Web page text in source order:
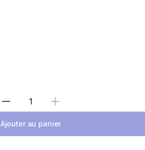
Sélectionnez la quantité
Ajouter au panier